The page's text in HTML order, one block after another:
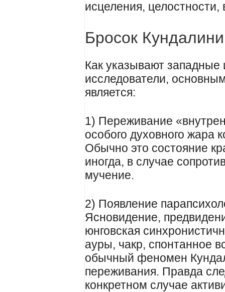
исцеления,
Бросок
Как указывают западные
исследователи,
является:
1) Переживание
особого духовного жара
Обычно это состояние
иногда, в случае
мучение.
2) Появление
Ясновидение,
юнговская
ауры, чакр, спонтанное
обычный феномен
переживания. Правда
конкретном случае